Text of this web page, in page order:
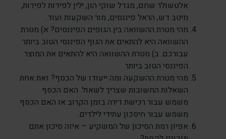
אלטשולר שחם, מגדל שוקי הון, ילין לפידות לפידות,
מיטב דש, הראל פיננסים, מור השקעות ועוד.
מהי מטרת ההשוואה בין הגופים הפיננסים? א) מטרת
ההשוואה היא להתאים את הגוף הפיננסי הטוב ביותר
עבורכם. ב) מטרת ההשוואה היא להתאים את המוצר
הפיננסי הטוב ביותר
מהי מטרת ההשקעה ומה ייעודו של הכסף? זאת אחת
השאלות החשובות שצריך לשאול. האם הכסף
משמש עבור רכישת דירה בזמן הקרוב או האם הכסף
משמש עבור חיסכון עתידי לילדים.
אפיון רמת הסיכון של המשקיע – איזה סיכון אתם